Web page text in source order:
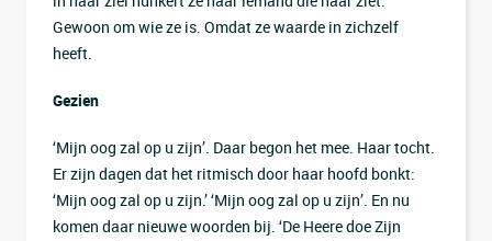
Gewoon om wie ze is. Omdat ze waarde in zichzelf
heeft.
Gezien
‘Mijn oog zal op u zijn’. Daar begon het mee. Haar tocht.
Er zijn dagen dat het ritmisch door haar hoofd bonkt:
‘Mijn oog zal op u zijn.’ ‘Mijn oog zal op u zijn’. En nu
komen daar nieuwe woorden bij. ‘De Heere doe Zijn